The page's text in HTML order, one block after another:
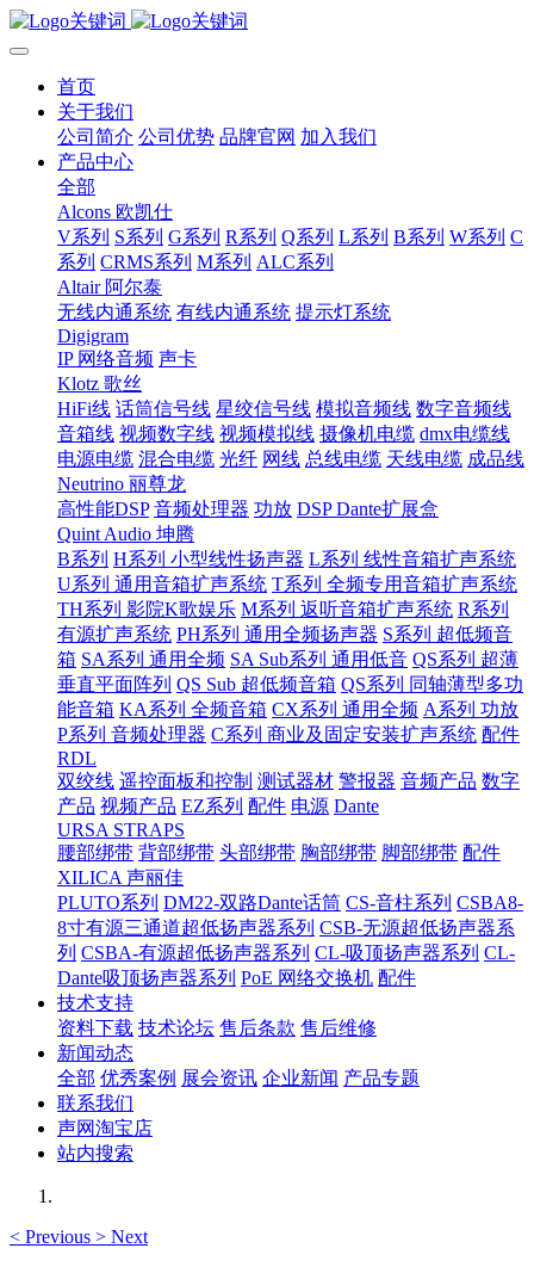
首页
关于我们
公司简介 公司优势 品牌官网 加入我们
产品中心
全部
Alcons 欧凯仕
V系列 S系列 G系列 R系列 Q系列 L系列 B系列 W系列 C
系列 CRMS系列 M系列 ALC系列
Altair 阿尔泰
无线内通系统 有线内通系统 提示灯系统
Digigram
IP 网络音频 声卡
Klotz 歌丝
HiFi线 话筒信号线 星绞信号线 模拟音频线 数字音频线
音箱线 视频数字线 视频模拟线 摄像机电缆 dmx电缆线
电源电缆 混合电缆 光纤 网线 总线电缆 天线电缆 成品线
Neutrino 丽尊龙
高性能DSP 音频处理器 功放 DSP Dante扩展盒
Quint Audio 坤腾
B系列 H系列 小型线性扬声器 L系列 线性音箱扩声系统
U系列 通用音箱扩声系统 T系列 全频专用音箱扩声系统
TH系列 影院K歌娱乐 M系列 返听音箱扩声系统 R系列
有源扩声系统 PH系列 通用全频扬声器 S系列 超低频音
箱 SA系列 通用全频 SA Sub系列 通用低音 QS系列 超薄
垂直平面阵列 QS Sub 超低频音箱 QS系列 同轴薄型多功
能音箱 KA系列 全频音箱 CX系列 通用全频 A系列 功放
P系列 音频处理器 C系列 商业及固定安装扩声系统 配件
RDL
双绞线 遥控面板和控制 测试器材 警报器 音频产品 数字
产品 视频产品 EZ系列 配件 电源 Dante
URSA STRAPS
腰部绑带 背部绑带 头部绑带 胸部绑带 脚部绑带 配件
XILICA 声丽佳
PLUTO系列 DM22-双路Dante话筒 CS-音柱系列 CSBA8-
8寸有源三通道超低扬声器系列 CSB-无源超低扬声器系
列 CSBA-有源超低扬声器系列 CL-吸顶扬声器系列 CL-
Dante吸顶扬声器系列 PoE 网络交换机 配件
技术支持
资料下载 技术论坛 售后条款 售后维修
新闻动态
全部 优秀案例 展会资讯 企业新闻 产品专题
联系我们
声网淘宝店
站内搜索
< Previous > Next